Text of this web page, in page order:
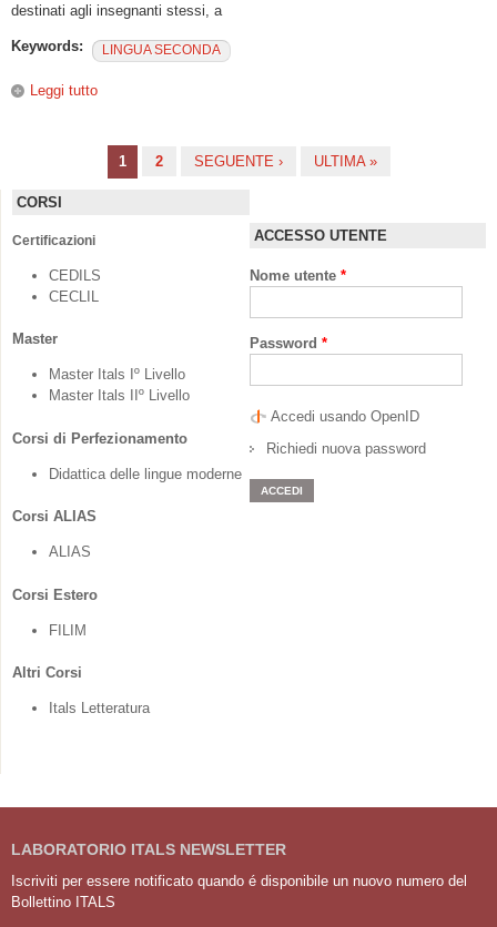
destinati agli insegnanti stessi, a
Keywords: LINGUA SECONDA
Leggi tutto
1 2 SEGUENTE › ULTIMA »
CORSI
Certificazioni
CEDILS
CECLIL
Master
Master Itals Iº Livello
Master Itals IIº Livello
Corsi di Perfezionamento
Didattica delle lingue moderne
Corsi ALIAS
ALIAS
Corsi Estero
FILIM
Altri Corsi
Itals Letteratura
ACCESSO UTENTE
Nome utente *
Password *
Accedi usando OpenID
Richiedi nuova password
LABORATORIO ITALS NEWSLETTER
Iscriviti per essere notificato quando é disponibile un nuovo numero del
Bollettino ITALS